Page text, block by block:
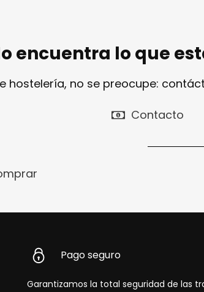
encuentra lo que
hostelería, no se preocupe:
Contacto
Pago seguro
Garantizamos la total seguridad de las